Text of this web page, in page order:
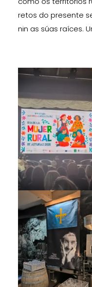
retos do presente
nin as súas raíces.